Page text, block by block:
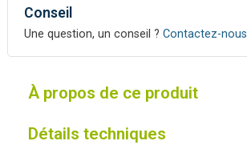
Conseil
Une question, un conseil ? Contactez-nous
À propos de ce produit
Détails techniques